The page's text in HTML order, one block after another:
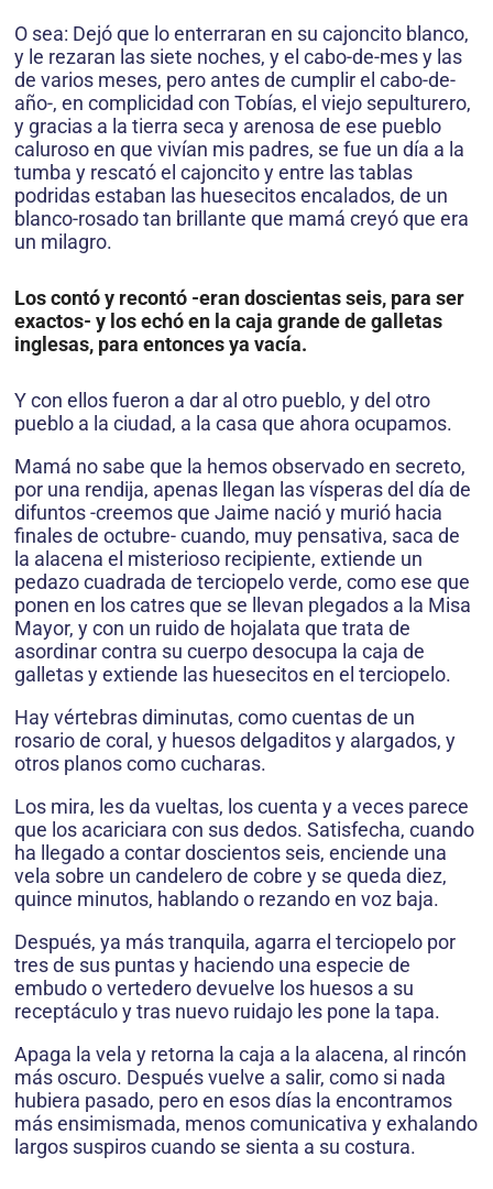
O sea: Dejó que lo enterraran en su cajoncito blanco,
y le rezaran las siete noches, y el cabo-de-mes y las
de varios meses, pero antes de cumplir el cabo-de-
año-, en complicidad con Tobías, el viejo sepulturero,
y gracias a la tierra seca y arenosa de ese pueblo
caluroso en que vivían mis padres, se fue un día a la
tumba y rescató el cajoncito y entre las tablas
podridas estaban las huesecitos encalados, de un
blanco-rosado tan brillante que mamá creyó que era
un milagro.
Los contó y recontó -eran doscientas seis, para ser
exactos- y los echó en la caja grande de galletas
inglesas, para entonces ya vacía.
Y con ellos fueron a dar al otro pueblo, y del otro
pueblo a la ciudad, a la casa que ahora ocupamos.
Mamá no sabe que la hemos observado en secreto,
por una rendija, apenas llegan las vísperas del día de
difuntos -creemos que Jaime nació y murió hacia
finales de octubre- cuando, muy pensativa, saca de
la alacena el misterioso recipiente, extiende un
pedazo cuadrada de terciopelo verde, como ese que
ponen en los catres que se llevan plegados a la Misa
Mayor, y con un ruido de hojalata que trata de
asordinar contra su cuerpo desocupa la caja de
galletas y extiende las huesecitos en el terciopelo.
Hay vértebras diminutas, como cuentas de un
rosario de coral, y huesos delgaditos y alargados, y
otros planos como cucharas.
Los mira, les da vueltas, los cuenta y a veces parece
que los acariciara con sus dedos. Satisfecha, cuando
ha llegado a contar doscientos seis, enciende una
vela sobre un candelero de cobre y se queda diez,
quince minutos, hablando o rezando en voz baja.
Después, ya más tranquila, agarra el terciopelo por
tres de sus puntas y haciendo una especie de
embudo o vertedero devuelve los huesos a su
receptáculo y tras nuevo ruidajo les pone la tapa.
Apaga la vela y retorna la caja a la alacena, al rincón
más oscuro. Después vuelve a salir, como si nada
hubiera pasado, pero en esos días la encontramos
más ensimismada, menos comunicativa y exhalando
largos suspiros cuando se sienta a su costura.